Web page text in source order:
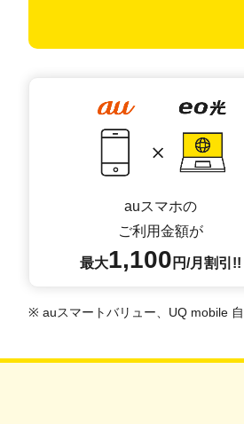
auスマホの
ご利用金額が
最大1,100 円/月割引!!
※ auスマートバリュー、UQ mobile